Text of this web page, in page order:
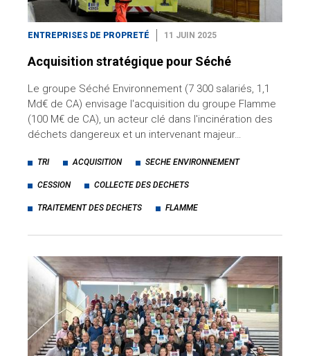
ENTREPRISES DE PROPRETÉ 11 JUIN 2025
Acquisition stratégique pour Séché
Le groupe Séché Environnement (7 300 salariés, 1,1
Md€ de CA) envisage l'acquisition du groupe Flamme
(100 M€ de CA), un acteur clé dans l'incinération des
déchets dangereux et un intervenant majeur…
TRI ACQUISITION SECHE ENVIRONNEMENT
CESSION COLLECTE DES DECHETS
TRAITEMENT DES DECHETS FLAMME